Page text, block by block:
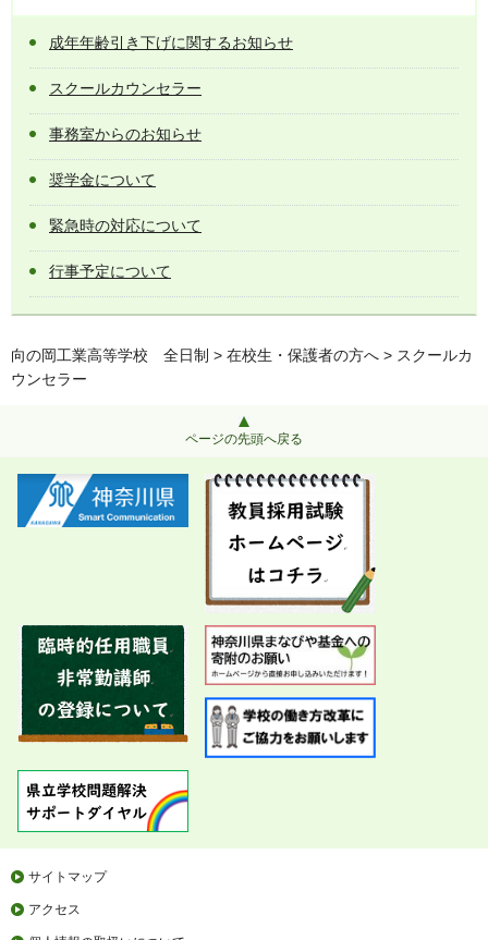
成年年齢引き下げに関するお知らせ
スクールカウンセラー
事務室からのお知らせ
奨学金について
緊急時の対応について
行事予定について
向の岡工業高等学校 全日制 > 在校生・保護者の方へ > スクールカ
ウンセラー
ページの先頭へ戻る
サイトマップ
アクセス